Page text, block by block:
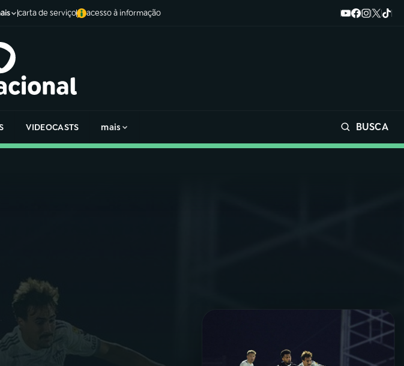
carta de serviço acesso à informação
VIDEOCASTS mais BUSCA